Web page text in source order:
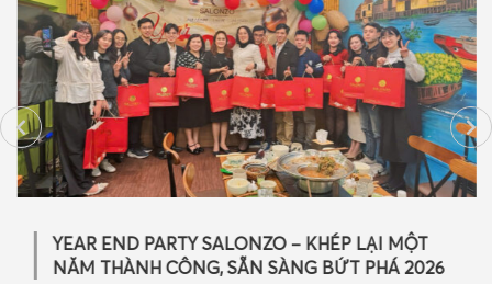
YEAR END PARTY SALONZO – KHÉP LẠI MỘT
NĂM THÀNH CÔNG, SẴN SÀNG BỨT PHÁ 2026